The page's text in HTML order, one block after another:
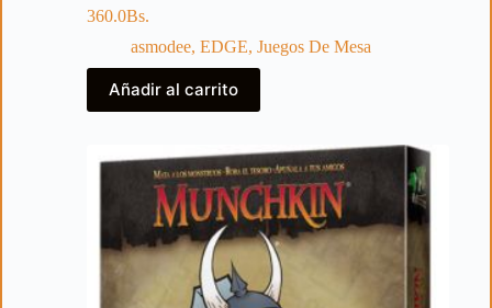
360.0Bs.
asmodee, EDGE, Juegos De Mesa
Añadir al carrito